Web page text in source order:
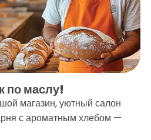
по маслу!
магазин, уютный салон
с ароматным хлебом —